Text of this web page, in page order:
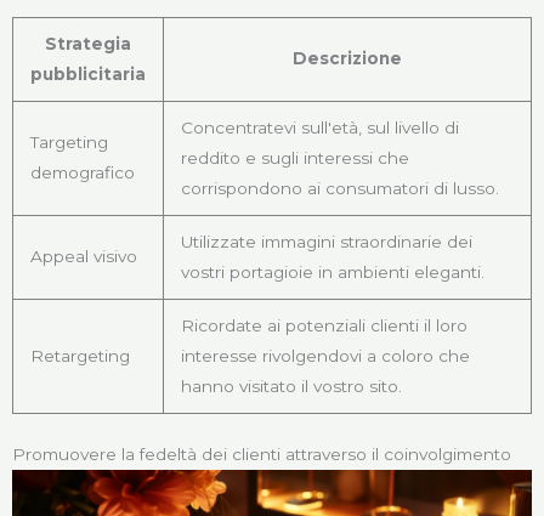
Strategia
pubblicitaria
Descrizione
Targeting
demografico
Concentratevi sull'età, sul livello di
reddito e sugli interessi che
corrispondono ai consumatori di lusso.
Appeal visivo
Utilizzate immagini straordinarie dei
vostri portagioie in ambienti eleganti.
Retargeting
Ricordate ai potenziali clienti il loro
interesse rivolgendovi a coloro che
hanno visitato il vostro sito.
Promuovere la fedeltà dei clienti attraverso il coinvolgimento